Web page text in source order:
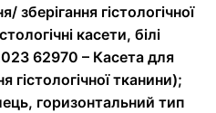
зберігання гістологічної
касети, білі
62970 – Касета для
гістологічної тканини);
горизонтальний тип